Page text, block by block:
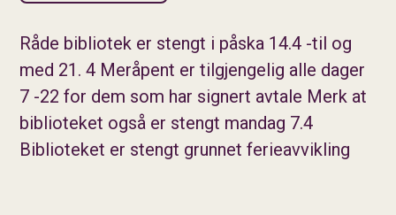
Råde bibliotek er stengt i påska 14.4 -til og
med 21. 4 Meråpent er tilgjengelig alle dager
7 -22 for dem som har signert avtale Merk at
biblioteket også er stengt mandag 7.4
Biblioteket er stengt grunnet ferieavvikling